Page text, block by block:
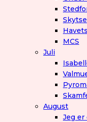
MCS
Juli
August
Jeg er